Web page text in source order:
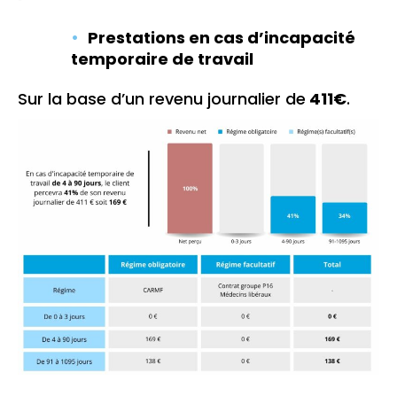
Prestations en cas d’incapacité
temporaire de travail
Sur la base d’un revenu journalier de 411€.